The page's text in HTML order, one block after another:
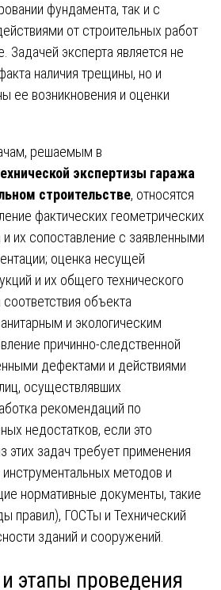
фундамента, так и с
от строительных работ
Задачей эксперта является не
наличия трещины, но и
ее возникновения и оценки
решаемым в
экспертизы гаража
строительстве, относятся
фактических геометрических
их сопоставление с заявленными
оценка несущей
и их общего технического
объекта
и экологическим
причинно-следственной
дефектами и действиями
осуществлявших
рекомендаций по
недостатков, если это
задач требует применения
методов и
нормативные документы, такие
правил), ГОСТы и Технический
зданий и сооружений.
этапы проведения